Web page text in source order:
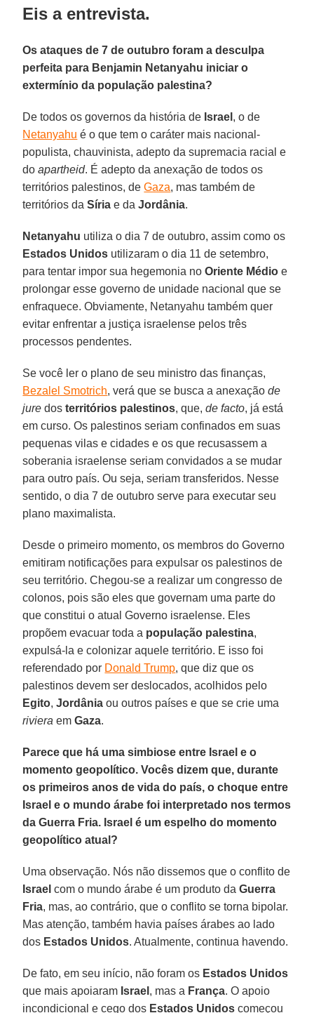
Eis a entrevista.
Os ataques de 7 de outubro foram a desculpa
perfeita para Benjamin Netanyahu iniciar o
extermínio da população palestina?
De todos os governos da história de Israel , o de
Netanyahu é o que tem o caráter mais nacional-
populista, chauvinista, adepto da supremacia racial e
doapartheid. É adepto da anexação de todos os
territórios palestinos, deGaza, mas também de
territórios daSíria e daJordânia.
Netanyahu utiliza o dia 7 de outubro, assim como os
Estados Unidos utilizaram o dia 11 de setembro,
para tentar impor sua hegemonia noOriente Médio e
prolongar esse governo de unidade nacional que se
enfraquece. Obviamente, Netanyahu também quer
evitar enfrentar a justiça israelense pelos três
processos pendentes.
Se você ler o plano de seu ministro das finanças,
Bezalel Smotrich, verá que se busca a anexaçãode
jure dosterritórios palestinos, que,de facto, já está
em curso. Os palestinos seriam confinados em suas
pequenas vilas e cidades e os que recusassem a
soberania israelense seriam convidados a se mudar
para outro país. Ou seja, seriam transferidos. Nesse
sentido, o dia 7 de outubro serve para executar seu
plano maximalista.
Desde o primeiro momento, os membros do Governo
emitiram notificações para expulsar os palestinos de
seu território. Chegou-se a realizar um congresso de
colonos, pois são eles que governam uma parte do
que constitui o atual Governo israelense. Eles
propõem evacuar toda a população palestina,
expulsá-la e colonizar aquele território. E isso foi
referendado por Donald Trump, que diz que os
palestinos devem ser deslocados, acolhidos pelo
Egito,Jordânia ou outros países e que se crie uma
riviera emGaza.
Parece que há uma simbiose entre Israel e o
momento geopolítico. Vocês dizem que, durante
os primeiros anos de vida do país, o choque entre
Israel e o mundo árabe foi interpretado nos termos
da Guerra Fria. Israel é um espelho do momento
geopolítico atual?
Uma observação. Nós não dissemos que o conflito de
Israel com o mundo árabe é um produto daGuerra
Fria, mas, ao contrário, que o conflito se torna bipolar.
Mas atenção, também havia países árabes ao lado
dos Estados Unidos. Atualmente, continua havendo.
De fato, em seu início, não foram os Estados Unidos
que mais apoiaram Israel , mas a França. O apoio
incondicional e cego dos Estados Unidos começou